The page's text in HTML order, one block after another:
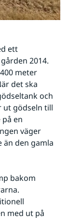
ett
2014.
meter
det ska
och
ut gödseln till
en
väger
än den gamla
bakom
med ut på